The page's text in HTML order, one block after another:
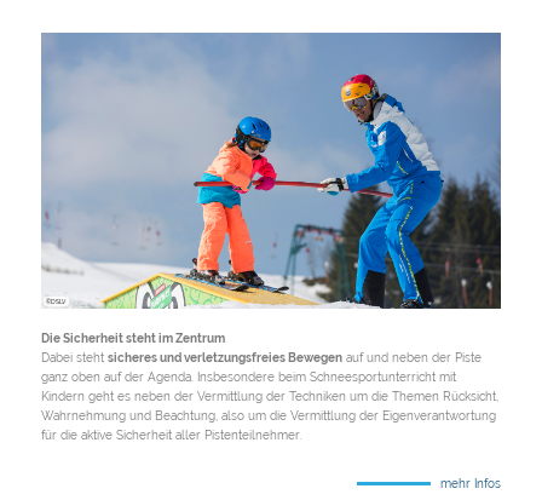
©DSLV
Die Sicherheit steht im Zentrum
Dabei steht sicheres und verletzungsfreies Bewegen auf und neben der Piste
ganz oben auf der Agenda. Insbesondere beim Schneesportunterricht mit
Kindern geht es neben der Vermittlung der Techniken um die Themen Rücksicht,
Wahrnehmung und Beachtung, also um die Vermittlung der Eigenverantwortung
für die aktive Sicherheit aller Pistenteilnehmer.
mehr Infos